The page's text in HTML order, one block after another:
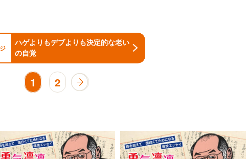
ハゲよりもデブよりも決定的な老い
の自覚
1 2